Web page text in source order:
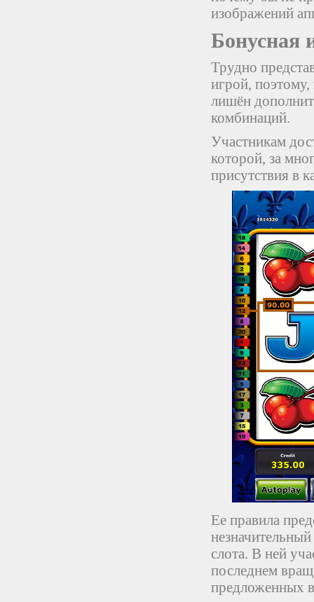
изображений
Бонусная
Трудно
игрой,
лишён
комбинаций.
Участникам
которой, за
присутствия в
Ее правила
слота. В ней
последнем
предложенных